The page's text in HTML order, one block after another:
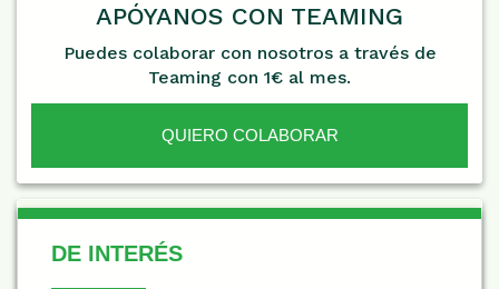
APÓYANOS CON TEAMING
Puedes colaborar con nosotros a través de
Teaming con 1€ al mes.
QUIERO COLABORAR
De Interés
DE INTERÉS